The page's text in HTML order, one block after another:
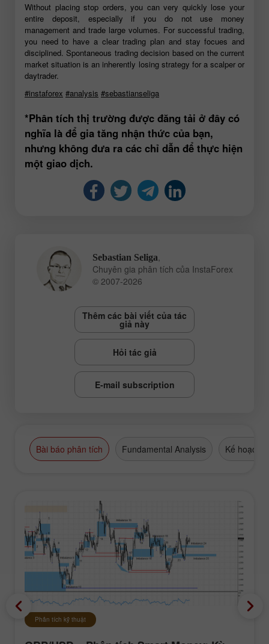
Without placing stop orders, you can very quickly lose your
entire deposit, especially if you do not use money
management and trade large volumes. For successful trading,
you need to have a clear trading plan and stay focues and
disciplined. Spontaneous trading decision based on the current
market situation is an inherently losing strategy for a scalper or
daytrader.
#instaforex #analysis #sebastianseliga
*Phân tích thị trường được đăng tải ở đây có
nghĩa là để gia tăng nhận thức của bạn,
nhưng không đưa ra các chỉ dẫn để thực hiện
một giao dịch.
Sebastian Seliga
Chuyên gia phân tích của InstaForex
© 2007-2026
Thêm các bài viết của tác
giả này
Hỏi tác giả
E-mail subscription
Bài báo phân tích Fundamental Analysis Kế hoạch
Phân tích kỹ thuật